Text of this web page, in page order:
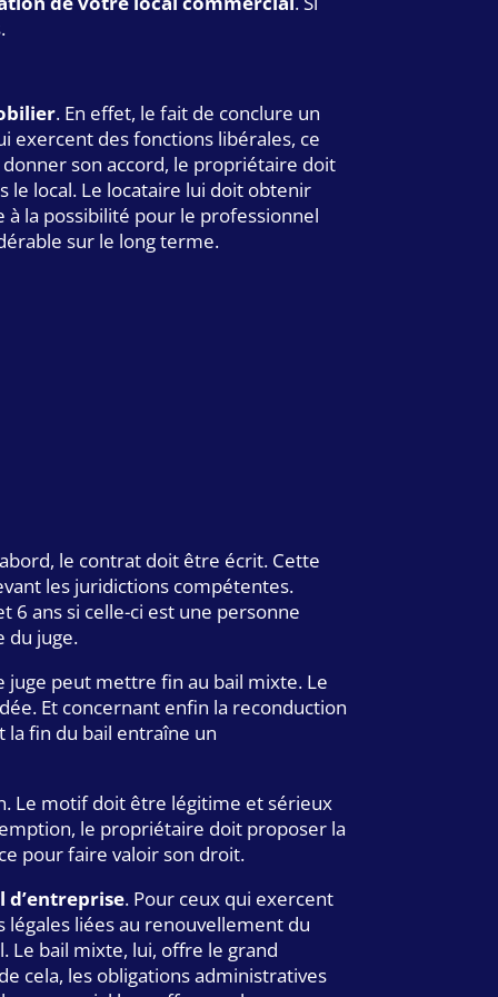
. En effet, le fait de conclure un
exercent des fonctions libérales, ce
son accord, le propriétaire doit
le local. Le locataire lui doit obtenir
à la possibilité pour le professionnel
sur le long terme.
le contrat doit être écrit. Cette
les juridictions compétentes.
6 ans si celle-ci est une personne
du juge.
juge peut mettre fin au bail mixte. Le
Et concernant enfin la reconduction
la fin du bail entraîne un
Le motif doit être légitime et sérieux
le propriétaire doit proposer la
pour faire valoir son droit.
d’entreprise. Pour ceux qui exercent
liées au renouvellement du
Le bail mixte, lui, offre le grand
cela, les obligations administratives